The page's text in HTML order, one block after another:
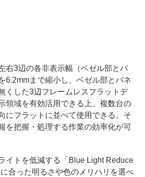
右3辺の各非表示幅（ベゼル部とパ
6.2mmまで縮小し、ベゼル部とパネ
くした3辺フレームレスフラットデ
領域を有効活用できる上、複数台の
にフラットに並べて使用できる。そ
を把握・処理する作業の効率化が可
イトを低減する「Blue Light Reduce
合った明るさや色のメリハリを選べ